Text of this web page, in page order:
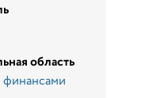
область